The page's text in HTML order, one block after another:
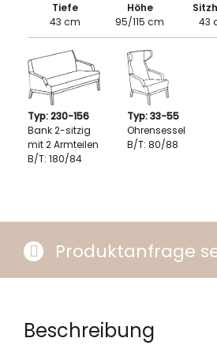
Tiefe Höhe
43 cm
95/115 cm 43
Typ: 230-156 Typ: 33-55
Bank 2-sitzig
mit 2 Armteilen
B/T: 180/84
Ohrensessel
B/T: 80/88
Produktanfrage
Beschreibung